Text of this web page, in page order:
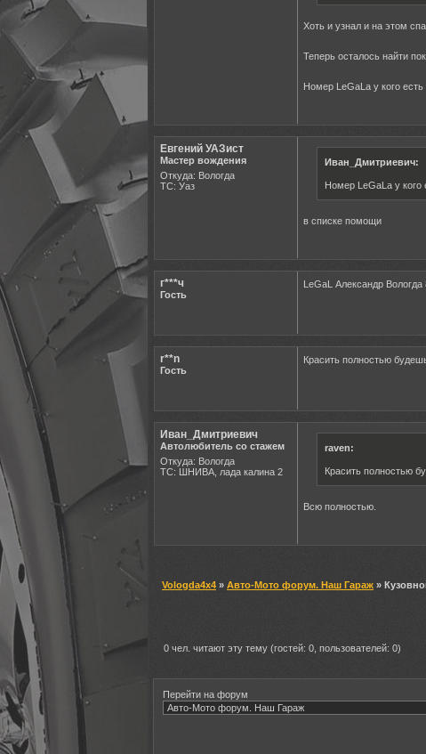
Хоть и узнал и на этом
Теперь осталось найти
Номер LeGaLа у кого
Евгений УАЗист
Мастер вождения
Откуда: Вологда
ТС: Уаз
Иван_Дмитриевич:
Номер LeGaLа у кого
в списке помощи
г***ч
Гость
LeGaL Александр
r**n
Гость
Красить полностью
Иван_Дмитриевич
Автолюбитель со стажем
Откуда: Вологда
ТС: ШНИВА, лада калина 2
raven:
Красить полностью
Всю полностью.
Vologda4x4 » Авто-Мото форум. Наш Гараж »
0 чел. читают эту тему (гостей: 0, пользователей: 0)
Перейти на форум